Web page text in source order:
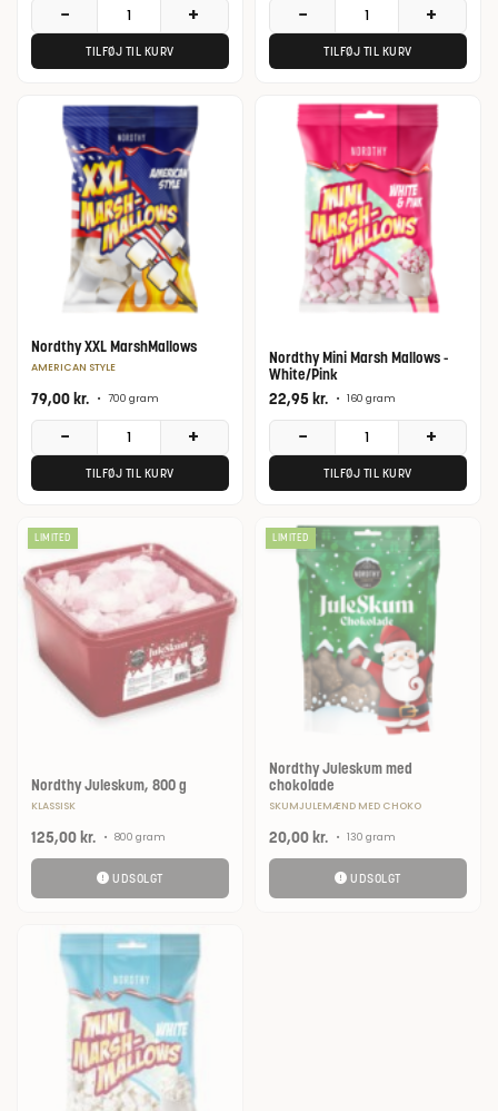
− +
TILFØJ TIL KURV
− +
TILFØJ TIL KURV
Nordthy XXL MarshMallows
AMERICAN STYLE
79,00kr. • 700 gram
− +
TILFØJ TIL KURV
Nordthy Mini Marsh Mallows -
White/Pink
22,95kr. • 160 gram
− +
TILFØJ TIL KURV
LIMITED
Nordthy Juleskum, 800 g
KLASSISK
125,00kr. • 800 gram
UDSOLGT
LIMITED
Nordthy Juleskum med
chokolade
SKUMJULEMÆND MED CHOKO
20,00kr. • 130 gram
UDSOLGT